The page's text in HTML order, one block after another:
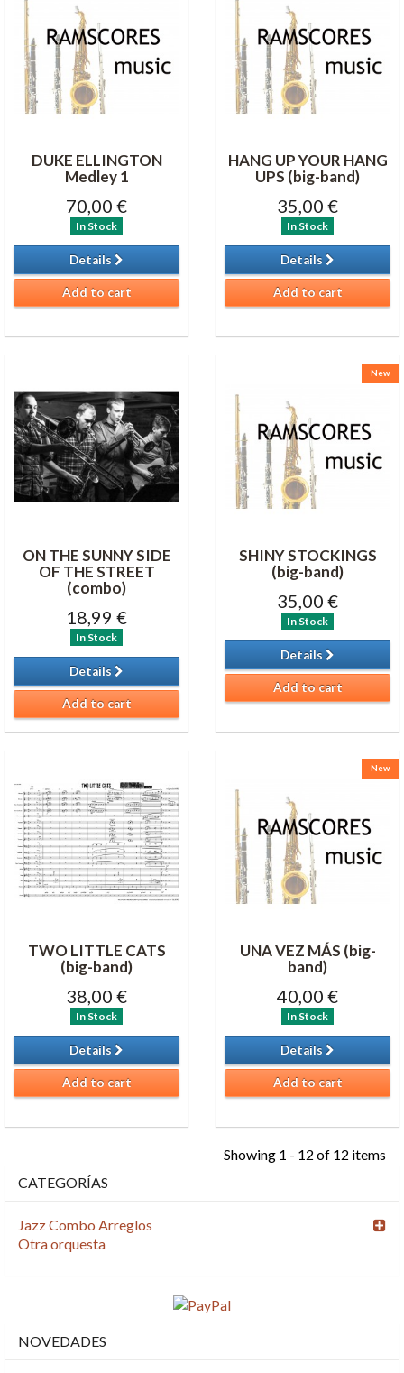
DUKE ELLINGTON
Medley 1
70,00 €
In Stock
Details
Add to cart
HANG UP YOUR HANG
UPS (big-band)
35,00 €
In Stock
Details
Add to cart
ON THE SUNNY SIDE
OF THE STREET
(combo)
18,99 €
In Stock
Details
Add to cart
New
SHINY STOCKINGS
(big-band)
35,00 €
In Stock
Details
Add to cart
TWO LITTLE CATS
(big-band)
38,00 €
In Stock
Details
Add to cart
New
UNA VEZ MÁS (big-
band)
40,00 €
In Stock
Details
Add to cart
Showing 1 - 12 of 12 items
CATEGORÍAS
Jazz Combo Arreglos
Otra orquesta
NOVEDADES